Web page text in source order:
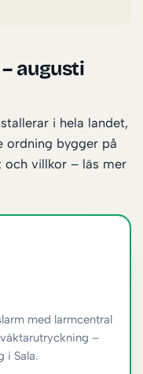
augusti
i hela landet,
ordning bygger på
och villkor – läs mer
med larmcentral
–
i Sala.